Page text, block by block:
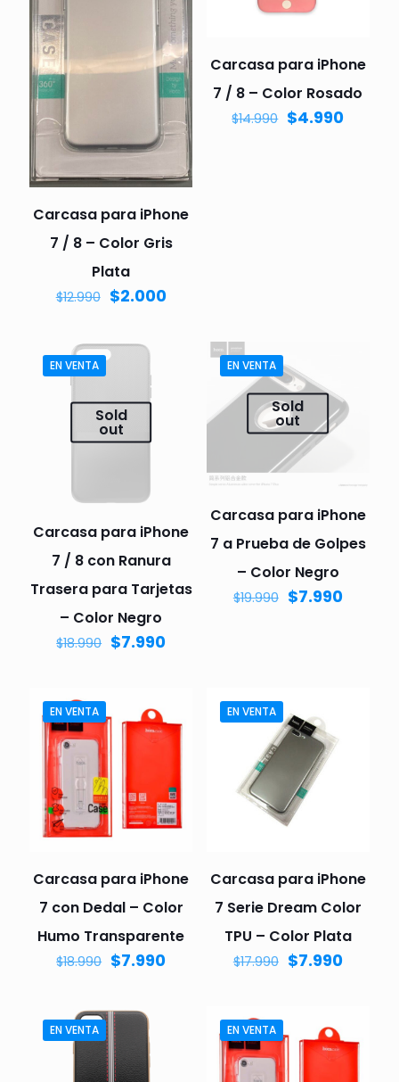
Carcasa para iPhone
7 / 8 – Color Gris
Plata
$12.990 $2.000
Carcasa para iPhone
7 / 8 – Color Rosado
$14.990 $4.990
EN VENTA
Sold
out
Carcasa para iPhone
7 / 8 con Ranura
Trasera para Tarjetas
– Color Negro
$18.990 $7.990
EN VENTA
Sold
out
Carcasa para iPhone
7 a Prueba de Golpes
– Color Negro
$19.990 $7.990
EN VENTA
Carcasa para iPhone
7 con Dedal – Color
Humo Transparente
$18.990 $7.990
EN VENTA
Carcasa para iPhone
7 Serie Dream Color
TPU – Color Plata
$17.990 $7.990
EN VENTA EN VENTA